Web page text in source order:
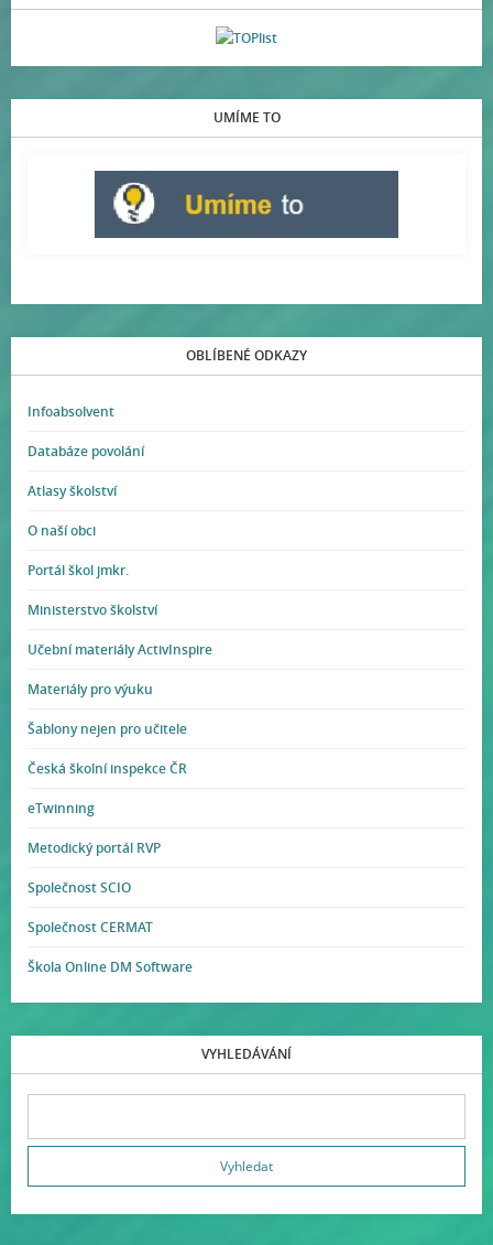
UMÍME TO
OBLÍBENÉ ODKAZY
Infoabsolvent
Databáze povolání
Atlasy školství
O naší obci
Portál škol jmkr.
Ministerstvo školství
Učební materiály ActivInspire
Materiály pro výuku
Šablony nejen pro učitele
Česká školní inspekce ČR
eTwinning
Metodický portál RVP
Společnost SCIO
Společnost CERMAT
Škola Online DM Software
VYHLEDÁVÁNÍ